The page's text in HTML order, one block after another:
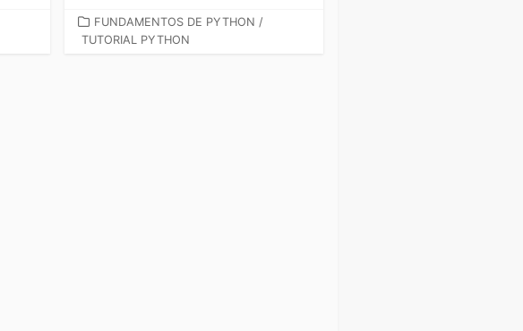
CATEGORÍAS
FUNDAMENTOS DE PYTHON /
TUTORIAL PYTHON